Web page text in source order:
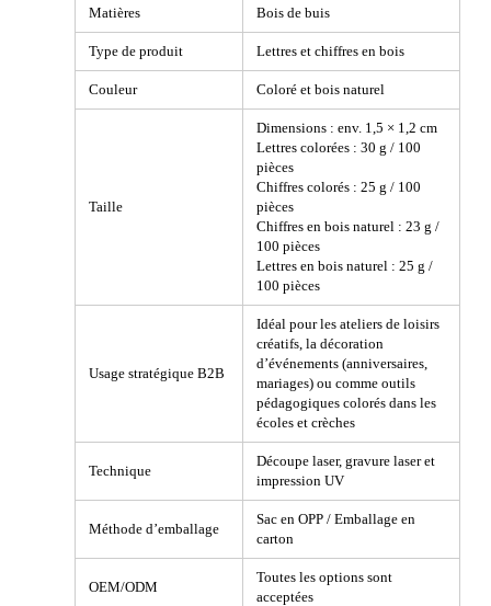
Matières Bois de buis
Type de produit Lettres et chiffres en bois
Couleur Coloré et bois naturel
Taille
Dimensions : env. 1,5 × 1,2 cm
Lettres colorées : 30 g / 100
pièces
Chiffres colorés : 25 g / 100
pièces
Chiffres en bois naturel : 23 g /
100 pièces
Lettres en bois naturel : 25 g /
100 pièces
Usage stratégique B2B
Idéal pour les ateliers de loisirs
créatifs, la décoration
d’événements (anniversaires,
mariages) ou comme outils
pédagogiques colorés dans les
écoles et crèches
Technique
Découpe laser, gravure laser et
impression UV
Méthode d’emballage
Sac en OPP / Emballage en
carton
OEM/ODM
Toutes les options sont
acceptées